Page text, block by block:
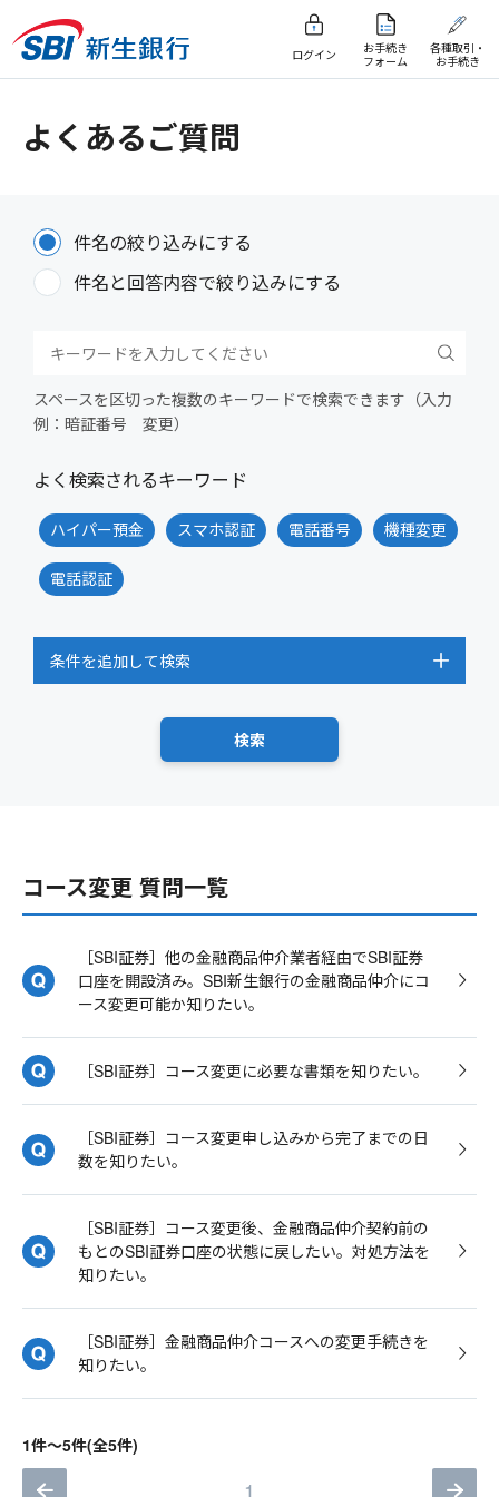
ログイン
お手続き
フォーム
各種取引・
お手続き
よくあるご質問
件名の絞り込みにする
件名と回答内容で絞り込みにする
スペースを区切った複数のキーワードで検索できます（入力
例：暗証番号 変更）
よく検索されるキーワード
ハイパー預金 スマホ認証 電話番号 機種変更
電話認証
条件を追加して検索
コース変更 質問一覧
［SBI証券］他の金融商品仲介業者経由でSBI証券
口座を開設済み。SBI新生銀行の金融商品仲介にコ
ース変更可能か知りたい。
［SBI証券］コース変更に必要な書類を知りたい。
［SBI証券］コース変更申し込みから完了までの日
数を知りたい。
［SBI証券］コース変更後、金融商品仲介契約前の
もとのSBI証券口座の状態に戻したい。対処方法を
知りたい。
［SBI証券］金融商品仲介コースへの変更手続きを
知りたい。
1件～5件(全5件)
1